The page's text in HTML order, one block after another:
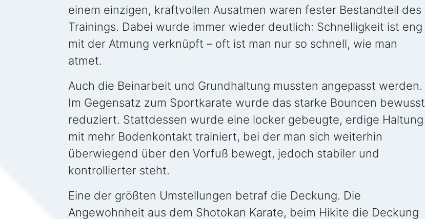
einem einzigen, kraftvollen Ausatmen waren fester Bestandteil des
Trainings. Dabei wurde immer wieder deutlich: Schnelligkeit ist eng
mit der Atmung verknüpft – oft ist man nur so schnell, wie man
atmet.
Auch die Beinarbeit und Grundhaltung mussten angepasst werden.
Im Gegensatz zum Sportkarate wurde das starke Bouncen bewusst
reduziert. Stattdessen wurde eine locker gebeugte, erdige Haltung
mit mehr Bodenkontakt trainiert, bei der man sich weiterhin
überwiegend über den Vorfuß bewegt, jedoch stabiler und
kontrollierter steht.
Eine der größten Umstellungen betraf die Deckung. Die
Angewohnheit aus dem Shotokan Karate, beim Hikite die Deckung